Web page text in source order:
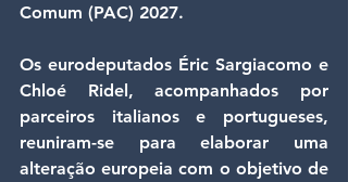
Comum (PAC) 2027.
Os eurodeputados Éric Sargiacomo e
Chloé Ridel, acompanhados por
parceiros italianos e portugueses,
reuniram-se para elaborar uma
alteração europeia com o objetivo de